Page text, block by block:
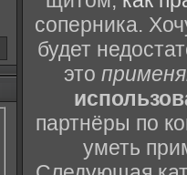
соперника.
будет
это
партнёры по
уметь